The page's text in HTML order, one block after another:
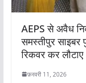
AEPS से अवैध
समस्तीपुर
रिकवर कर लौटाए
फ़रवरी 11, 2026